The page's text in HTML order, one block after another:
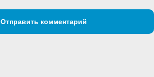
Отправить комментарий